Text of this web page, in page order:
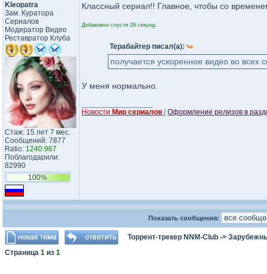
Kleopatra
Зам. Куратора
Сериалов
Модератор Видео
Реставратор Клуба
Стаж: 15 лет 7 мес.
Сообщений: 7877
Ratio: 1240.967
Поблагодарили:
82990
100%
Классный сериал!! Главное, чтобы со
Добавлено спустя 28 секунд:
Терабайтер писал(а):
получается ускоренное видео во всех
У меня нормально.
Новости Мир сериалов Оформление релизов в
Показать сообщения:
Торрент-трекер NNM-Club ->
Страница 1 из 1